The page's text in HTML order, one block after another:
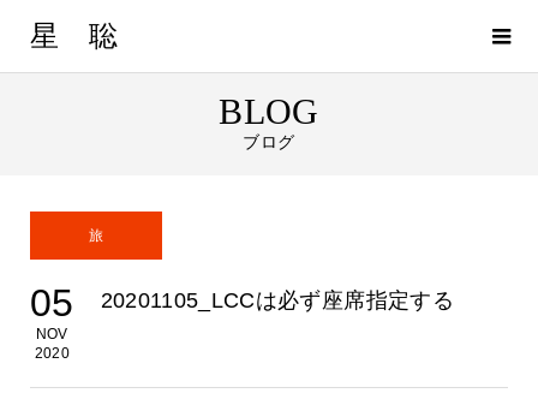
星 聡
BLOG
ブログ
旅
05
NOV
2020
20201105_LCCは必ず座席指定する